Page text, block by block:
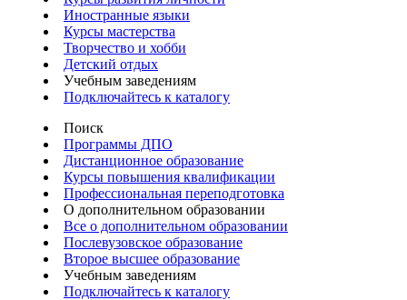
Иностранные языки
Курсы мастерства
Творчество и хобби
Детский отдых
Учебным заведениям
Подключайтесь к каталогу
Поиск
Программы ДПО
Дистанционное образование
Курсы повышения квалификации
Профессиональная переподготовка
О дополнительном образовании
Все о дополнительном образовании
Послевузовское образование
Второе высшее образование
Учебным заведениям
Подключайтесь к каталогу